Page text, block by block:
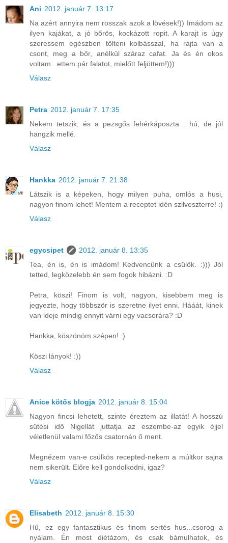
Ani 2012. január 7. 13:17
Na azért annyira nem rosszak azok a lövések!)) Imádom az
ilyen kajákat, a jó bőrös, kockázott ropit. A karajt is úgy
szeressem egészben tölteni kolbásszal, ha rajta van a
csont, meg a bőr, anélkül száraz cafat. Ja és én okos
voltam...ettem pár falatot, mielőtt feljöttem!)))
Válasz
Petra 2012. január 7. 17:35
Nekem tetszik, és a pezsgős fehérkáposzta... hú, de jól
hangzik mellé.
Válasz
Hankka 2012. január 7. 21:38
Látszik is a képeken, hogy milyen puha, omlós a husi,
nagyon finom lehet! Mentem a receptet idén szilveszterre! :)
Válasz
egycsipet
2012. január 8. 13:35
Tea, én is, én is imádom! Kedvencünk a csülök. :))) Jól
tetted, legközelebb én sem fogok hibázni. :D
Petra, köszi! Finom is volt, nagyon, kisebbem meg is
jegyezte, hogy többször is szeretne ilyet enni. Hááát, kinek
van ideje mindig ennyit várni egy vacsorára? :D
Hankka, köszönöm szépen! :)
Köszi lányok! :))
Válasz
Anice kötős blogja 2012. január 8. 15:04
Nagyon fincsi lehetett, szinte éreztem az illatát! A hosszú
sütési idő Nigellát juttatja az eszembe-az egyik éjjel
véletlenül valami főzős csatornán ő ment.
Megnézem van-e csülkös recepted-nekem a múltkor sajna
nem sikerült. Előre kell gondolkodni, igaz?
Válasz
Elisabeth 2012. január 8. 15:30
Hű, ez egy fantasztikus és finom sertés hus...csorog a
nyálam. Én most diétázom, és csak bámulhatok, és